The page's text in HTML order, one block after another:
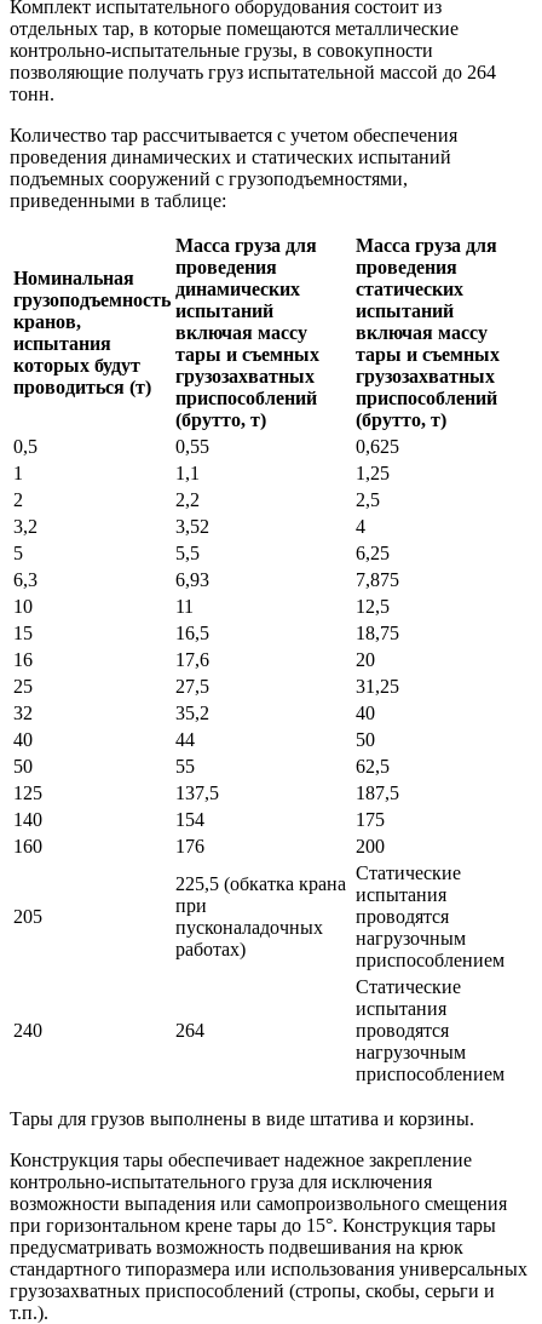
Комплект испытательного оборудования состоит из
отдельных тар, в которые помещаются металлические
контрольно-испытательные грузы, в совокупности
позволяющие получать груз испытательной массой до 264
тонн.
Количество тар рассчитывается с учетом обеспечения
проведения динамических и статических испытаний
подъемных сооружений с грузоподъемностями,
приведенными в таблице:
Номинальная
грузоподъемность
кранов,
испытания
которых будут
проводиться (т)
Масса груза для
проведения
динамических
испытаний
включая массу
тары и съемных
грузозахватных
приспособлений
(брутто, т)
Масса груза для
проведения
статических
испытаний
включая массу
тары и съемных
грузозахватных
приспособлений
(брутто, т)
0,5
0,55
0,625
1
1,1
1,25
2
2,2
2,5
3,2
3,52
4
5
5,5
6,25
6,3
6,93
7,875
10
11
12,5
15
16,5
18,75
16
17,6
20
25
27,5
31,25
32
35,2
40
40
44
50
50
55
62,5
125
137,5
187,5
140
154
175
160
176 200
205
225,5 (обкатка крана
при
пусконаладочных
работах)
Статические
испытания
проводятся
нагрузочным
приспособлением
240 264
Статические
испытания
проводятся
нагрузочным
приспособлением
Тары для грузов выполнены в виде штатива и корзины.
Конструкция тары обеспечивает надежное закрепление
контрольно-испытательного груза для исключения
возможности выпадения или самопроизвольного смещения
при горизонтальном крене тары до 15°. Конструкция тары
предусматривать возможность подвешивания на крюк
стандартного типоразмера или использования универсальных
грузозахватных приспособлений (стропы, скобы, серьги и
т.п.).